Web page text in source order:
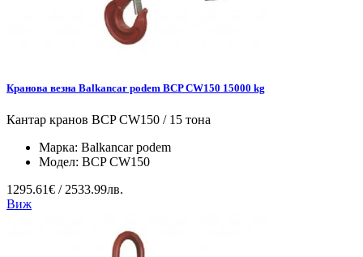
Кранова везна Balkancar podem BCP CW150 15000 kg
Кантар кранов BCP CW150 / 15 тона
Марка: Balkancar podem
Модел: BCP CW150
1295.61€ / 2533.99лв.
Виж